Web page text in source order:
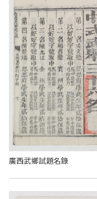
廣西武鄉試題名錄